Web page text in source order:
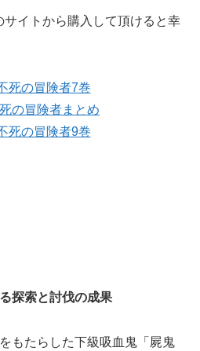
サイトから購入して頂けると幸
死の冒険者7巻
の冒険者まとめ
死の冒険者9巻
探索と討伐の成果
もたらした下級吸血鬼「屍鬼